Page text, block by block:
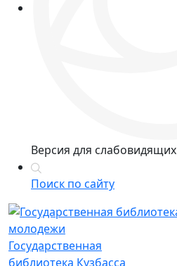
Версия для слабовидящих
Поиск по сайту
Государственная
библиотека Кузбасса